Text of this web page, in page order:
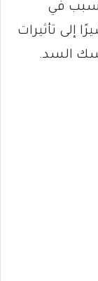
تسبب في
إلى تأثيرات
السد.